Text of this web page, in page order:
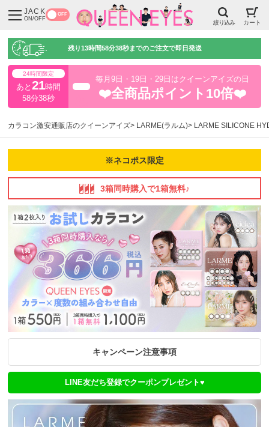
JACK
ON/OFF
OFF
絞り込み カート
残り13時間58分37秒までのご注文で即日発送
24時間限定
あと 21時間
58分37秒
毎月9日・19日・29日はクイーンアイズの日
❤️全商品ポイント10倍❤️
カラコン激安通販店のクイーンアイズ LARME(ラルム) LARME SILICONE
※ネコポス限定
3箱同時購入で1箱無料♪
キャンペーン注意事項
LINE友だち登録でクーポンプレゼント♥